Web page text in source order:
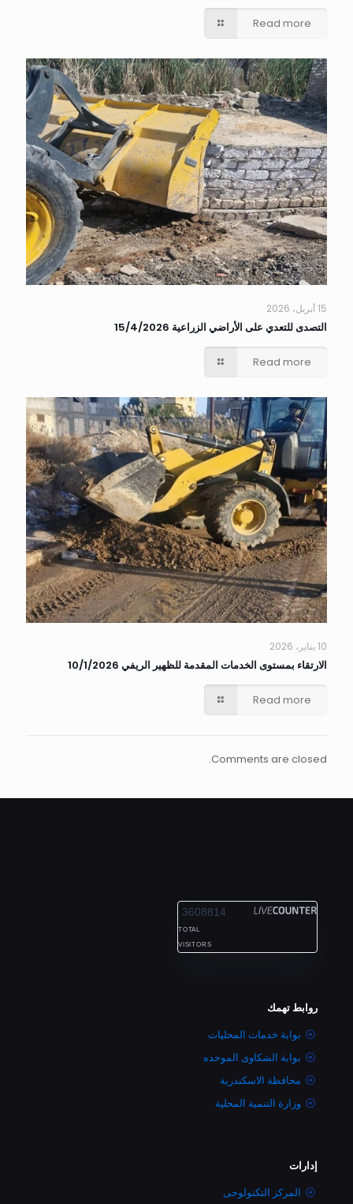
Read more
15 أبريل، 2026
التصدى للتعدي على الأراضي الزراعية 15/4/2026
Read more
10 يناير، 2026
الارتقاء بمستوى الخدمات المقدمة للظهير الريفي 10/1/2026
Read more
Comments are closed.
3608814
TOTAL
VISITORS
روابط تهمك
بوابة خدمات المحليات
بوابة الشكاوى الموحده
محافظة الاسكندرية
وزارة التنمية المحلية
إدارات
المركز التكنولوجى